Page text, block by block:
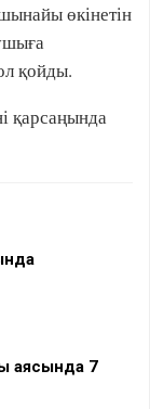
өкінетін
қойды.
қарсаңында
аясында 7